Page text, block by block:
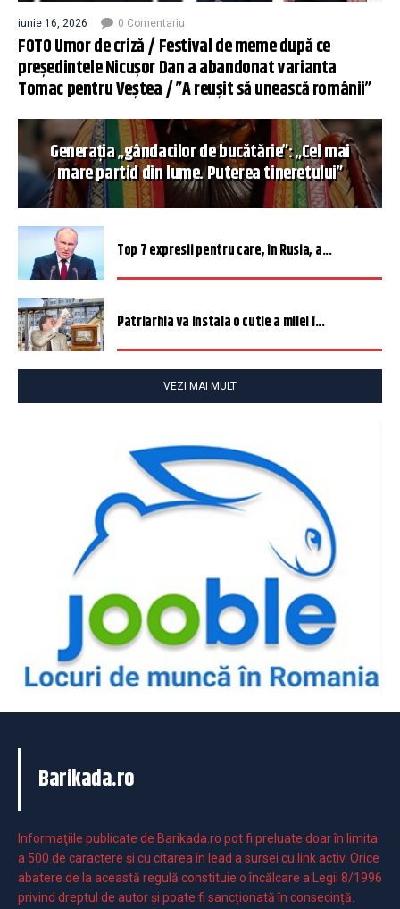
iunie 16, 2026 0 Comentariu
FOTO Umor de criză / Festival de meme după ce
președintele Nicușor Dan a abandonat varianta
Tomac pentru Veștea / ”A reușit să unească românii”
Generația „gândacilor de bucătărie”: „Cel mai
mare partid din lume. Puterea tineretului”
Top 7 expresii pentru care, în Rusia, a...
Patriarhia va instala o cutie a milei î...
VEZI MAI MULT
Barikada.ro
Informaţiile publicate de Barikada.ro pot fi preluate doar în limita
a 500 de caractere şi cu citarea în lead a sursei cu link activ. Orice
abatere de la această regulă constituie o încălcare a Legii 8/1996
privind dreptul de autor și poate fi sancționată în consecință.